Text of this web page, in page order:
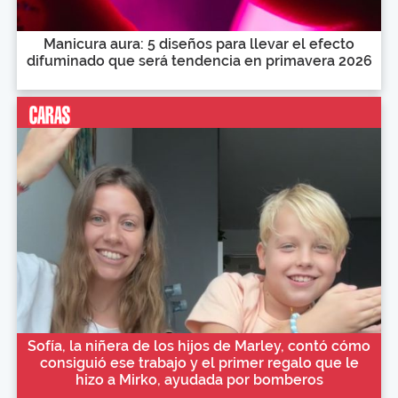
Manicura aura: 5 diseños para llevar el efecto
difuminado que será tendencia en primavera 2026
Sofía, la niñera de los hijos de Marley, contó cómo
consiguió ese trabajo y el primer regalo que le
hizo a Mirko, ayudada por bomberos